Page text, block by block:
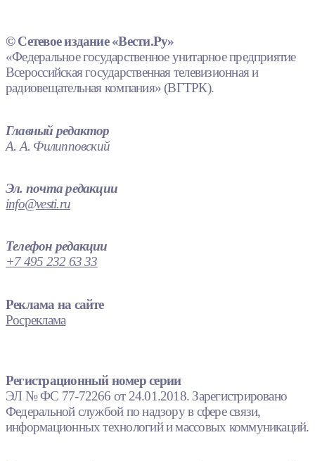
© Сетевое издание «Вести.Ру»
«Федеральное государственное унитарное предприятие
Всероссийская государственная телевизионная и
радиовещательная компания» (ВГТРК).
Главный редактор
А. А. Филипповский
Эл. почта редакции
info@vesti.ru
Телефон редакции
+7 495 232 63 33
Реклама на сайте
Росреклама
Регистрационный номер серии
ЭЛ № ФС 77-72266 от 24.01.2018. Зарегистрировано
Федеральной службой по надзору в сфере связи,
информационных технологий и массовых коммуникаций.